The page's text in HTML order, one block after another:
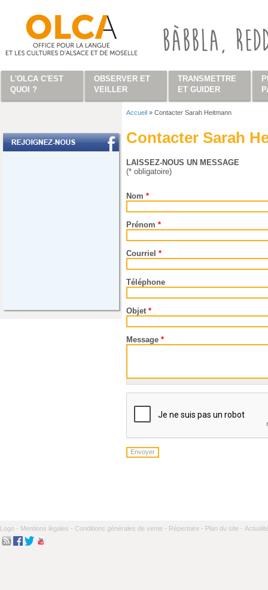
Accueil » Contacter Sarah Heitmann
Contacter Sarah
LAISSEZ-NOUS UN MESSAGE
(* obligatoire)
Nom *
Prénom *
Courriel *
Téléphone
Objet *
Message *
Logo - Mentions légales - Conditions générales de vente - Répertoire - Plan du site -
L'OLCA C'EST
QUOI ?
OBSERVER ET
VEILLER
TRANSMETTRE
ET GUIDER